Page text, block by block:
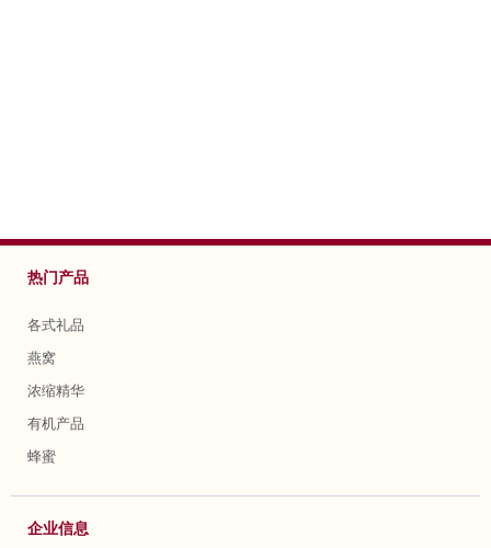
热门产品
各式礼品
燕窝
浓缩精华
有机产品
蜂蜜
企业信息